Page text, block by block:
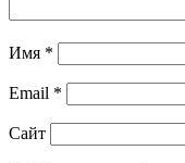
Имя *
Email *
Сайт